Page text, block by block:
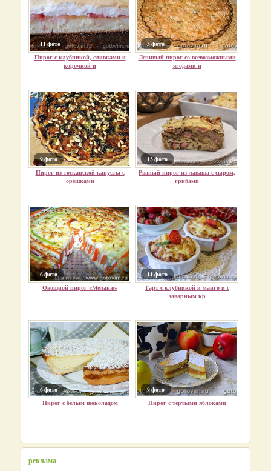
11 фото
Пирог с клубникой, сливками и
корочкой и
3 фото
Ленивый пирог со всевозможными
ягодами и
9 фото
Пирог из тосканской капусты с
орешками
13 фото
Рваный пирог из лаваша с сыром,
грибами
6 фото
Овощной пирог «Меланж»
11 фото
Тарт с клубникой и манго и с
заварным кр
6 фото
Пирог с белым шоколадом
9 фото
Пирог с тертыми яблоками
реклама